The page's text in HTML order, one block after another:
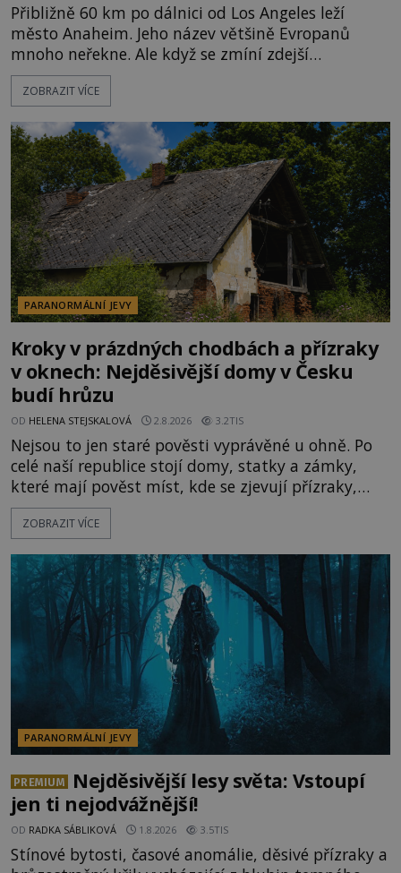
Přibližně 60 km po dálnici od Los Angeles leží
město Anaheim. Jeho název většině Evropanů
mnoho neřekne. Ale když se zmíní zdejší
Disneyland, je hned jasno. Zábavní park vyroste na
poklidném místě bývalého sadu pomerančovníků.
kolem 17 000 000 zábavychtivých lidí ročně. A ač je
velká snaha to utajit, někteří z
ZOBRAZIT VÍCE
PARANORMÁLNÍ JEVY
Kroky v prázdných chodbách a přízraky
v oknech: Nejděsivější domy v Česku
budí hrůzu
OD HELENA STEJSKALOVÁ 2.8.2026 3.2TIS
Nejsou to jen staré pověsti vyprávěné u ohně. Po
celé naší republice stojí domy, statky a zámky,
které mají pověst míst, kde se zjevují přízraky,
ozývají nevysvětlitelné zvuky nebo se dějí podivné
jevy. Zatímco historici většinou hledají racionální
lokality vykazují nápadně podobná svědectví po
celé generace. A právě tato opakující se svědectví
ZOBRAZIT VÍCE
PARANORMÁLNÍ JEVY
PREMIUM
Nejděsivější lesy světa: Vstoupí
jen ti nejodvážnější!
OD RADKA SÁBLIKOVÁ 1.8.2026 3.5TIS
Stínové bytosti, časové anomálie, děsivé přízraky a